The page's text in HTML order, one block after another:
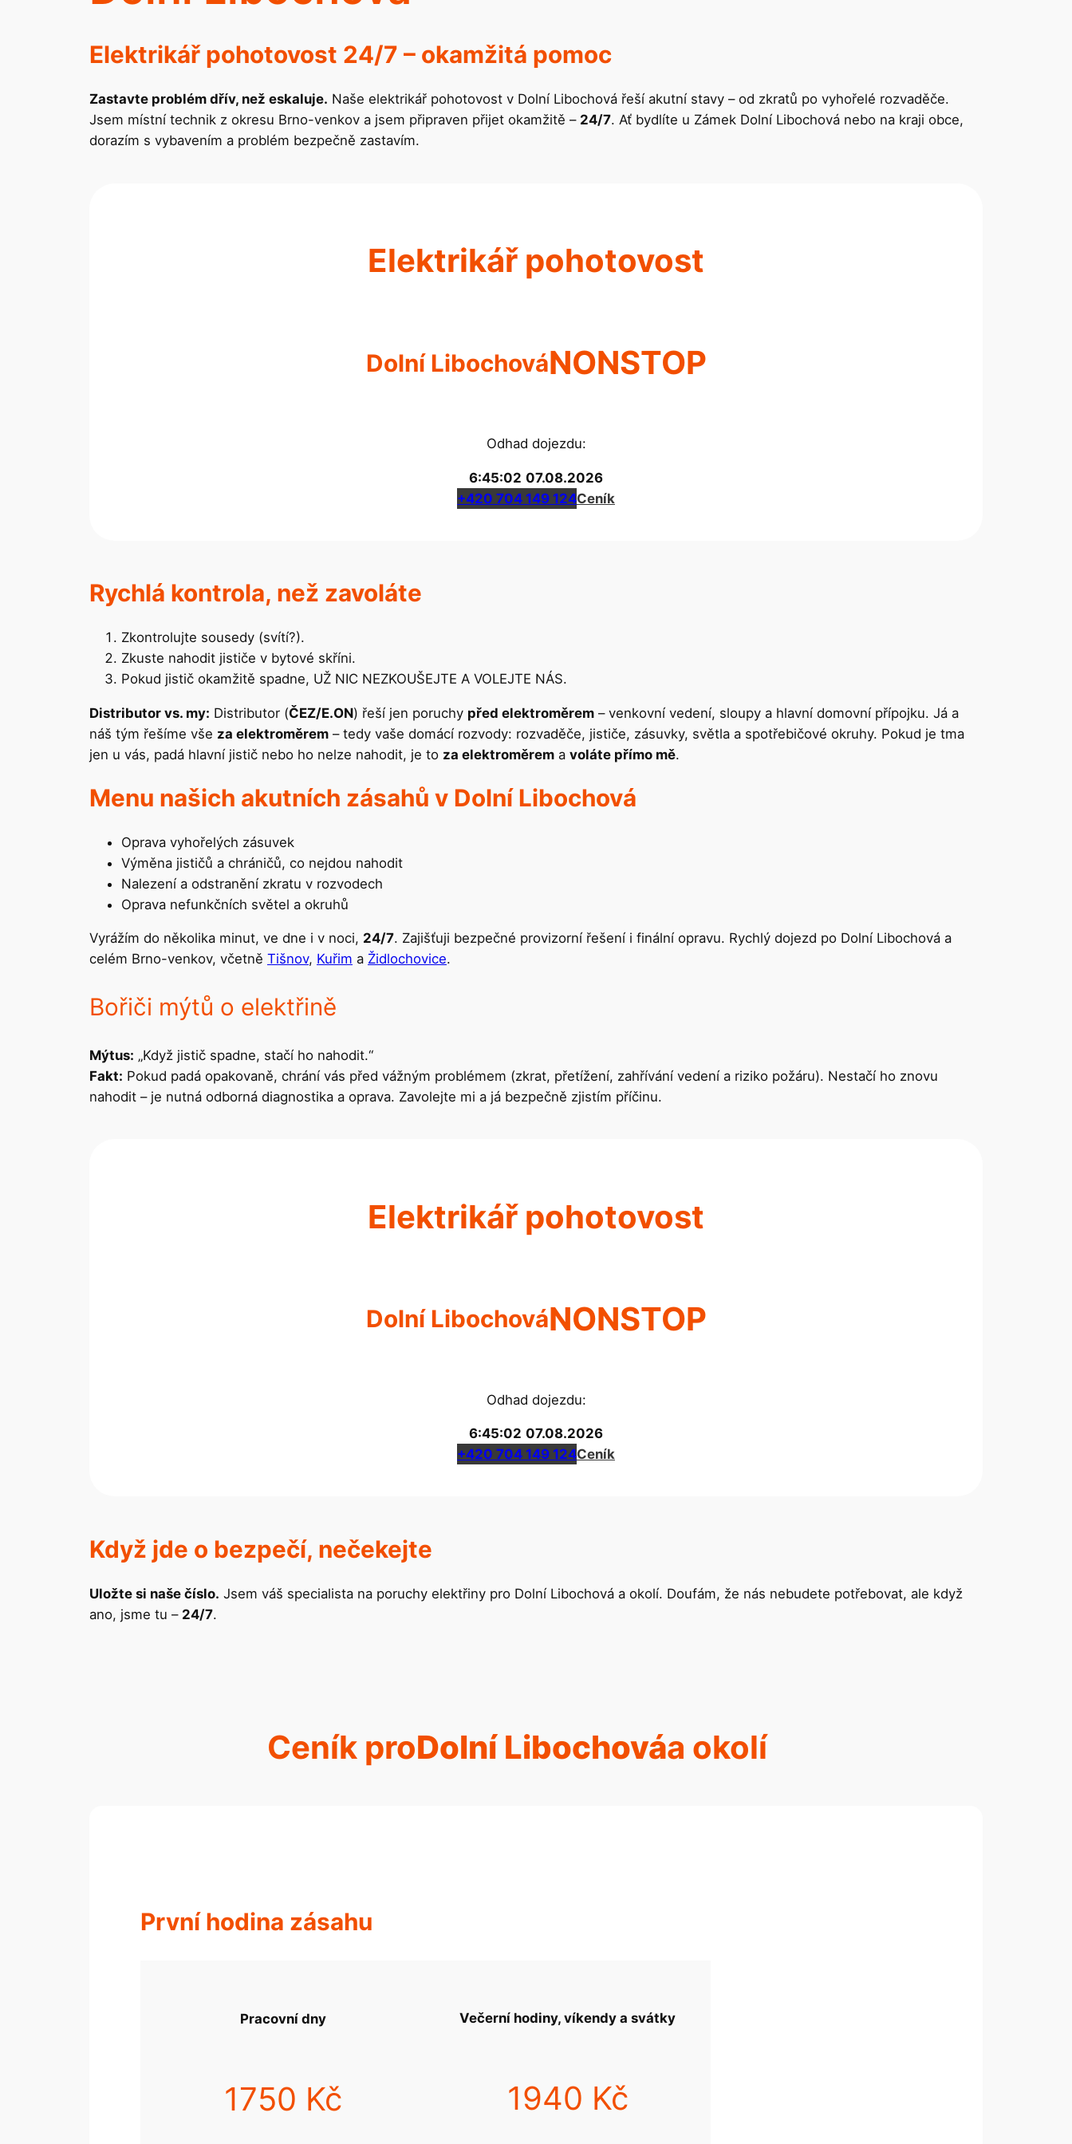
Elektrikář pohotovost 24/7 – okamžitá pomoc
Zastavte problém dřív, než eskaluje. Naše elektrikář pohotovost v Dolní Libochová řeší akutní stavy – od zkratů po vyhořelé rozvaděče.
Jsem místní technik z okresu Brno-venkov a jsem připraven přijet okamžitě – 24/7. Ať bydlíte u Zámek Dolní Libochová nebo na kraji obce,
dorazím s vybavením a problém bezpečně zastavím.
Elektrikář pohotovost
Dolní LibochováNONSTOP
Odhad dojezdu:
6:45:02 07.08.2026
+420 704 149 124Ceník
Rychlá kontrola, než zavoláte
Zkontrolujte sousedy (svítí?).
Zkuste nahodit jističe v bytové skříni.
Pokud jistič okamžitě spadne, UŽ NIC NEZKOUŠEJTE A VOLEJTE NÁS.
Distributor vs. my: Distributor (ČEZ/E.ON) řeší jen poruchy před elektroměrem – venkovní vedení, sloupy a hlavní domovní přípojku. Já a
náš tým řešíme vše za elektroměrem – tedy vaše domácí rozvody: rozvaděče, jističe, zásuvky, světla a spotřebičové okruhy. Pokud je tma
jen u vás, padá hlavní jistič nebo ho nelze nahodit, je to za elektroměrem a voláte přímo mě.
Menu našich akutních zásahů v Dolní Libochová
Oprava vyhořelých zásuvek
Výměna jističů a chráničů, co nejdou nahodit
Nalezení a odstranění zkratu v rozvodech
Oprava nefunkčních světel a okruhů
Vyrážím do několika minut, ve dne i v noci, 24/7. Zajišťuji bezpečné provizorní řešení i finální opravu. Rychlý dojezd po Dolní Libochová a
celém Brno-venkov, včetně Tišnov, Kuřim a Židlochovice.
Bořiči mýtů o elektřině
Mýtus: „Když jistič spadne, stačí ho nahodit.“
Fakt: Pokud padá opakovaně, chrání vás před vážným problémem (zkrat, přetížení, zahřívání vedení a riziko požáru). Nestačí ho znovu
nahodit – je nutná odborná diagnostika a oprava. Zavolejte mi a já bezpečně zjistím příčinu.
Elektrikář pohotovost
Dolní LibochováNONSTOP
Odhad dojezdu:
6:45:02 07.08.2026
+420 704 149 124Ceník
Když jde o bezpečí, nečekejte
Uložte si naše číslo. Jsem váš specialista na poruchy elektřiny pro Dolní Libochová a okolí. Doufám, že nás nebudete potřebovat, ale když
ano, jsme tu – 24/7.
Ceník proDolní Libochováa okolí
První hodina zásahu
Pracovní dny
1750 Kč
Večerní hodiny, víkendy a svátky
1940 Kč